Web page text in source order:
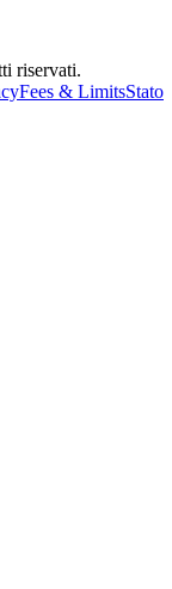
riservati.
Fees & LimitsStato